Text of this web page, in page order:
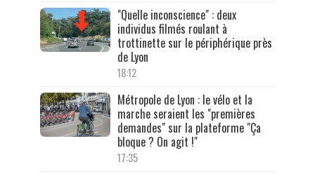
"Quelle inconscience" : deux
individus filmés roulant à
trottinette sur le périphérique près
de Lyon
18:12
Métropole de Lyon : le vélo et la
marche seraient les "premières
demandes" sur la plateforme "Ça
bloque ? On agit !"
17:35